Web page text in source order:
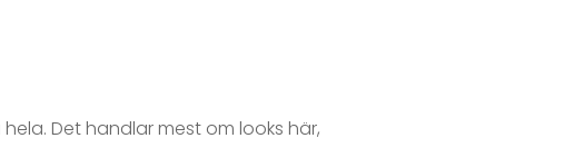
Det handlar mest om looks här,